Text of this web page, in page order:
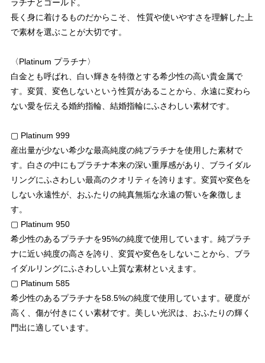
ラチナとゴールド。
長く身に着けるものだからこそ、 性質や使いやすさを理解した上
で素材を選ぶことが大切です。
〈Platinum プラチナ〉
白金とも呼ばれ、白い輝きを特徴とする希少性の高い貴金属で
す。変質、変色しないという性質があることから、永遠に変わら
ない愛を伝える婚約指輪、結婚指輪にふさわしい素材です。
▢ Platinum 999
産出量が少ない希少な最高純度の純プラチナを使用した素材で
す。白さの中にもプラチナ本来の深い重厚感があり、ブライダル
リングにふさわしい最高のクオリティを誇ります。変質や変色を
しない永遠性が、おふたりの純真無垢な永遠の誓いを象徴しま
す。
▢ Platinum 950
希少性のあるプラチナを95%の純度で使用しています。純プラチ
ナに近い純度の高さを誇り、変質や変色をしないことから、ブラ
イダルリングにふさわしい上質な素材といえます。
▢ Platinum 585
希少性のあるプラチナを58.5%の純度で使用しています。硬度が
高く、傷が付きにくい素材です。美しい光沢は、おふたりの輝く
門出に適しています。